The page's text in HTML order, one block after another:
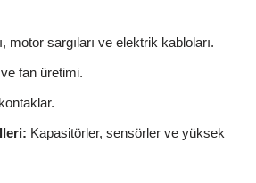
motor sargıları ve elektrik kabloları.
fan üretimi.
Kapasitörler, sensörler ve yüksek